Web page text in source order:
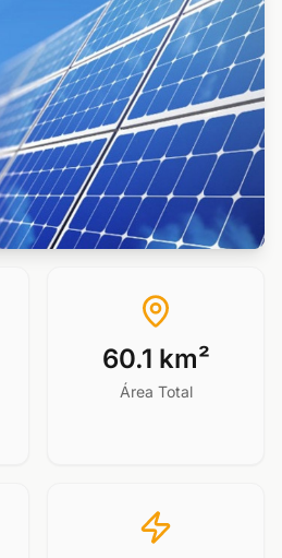
60.1 km²
Área Total